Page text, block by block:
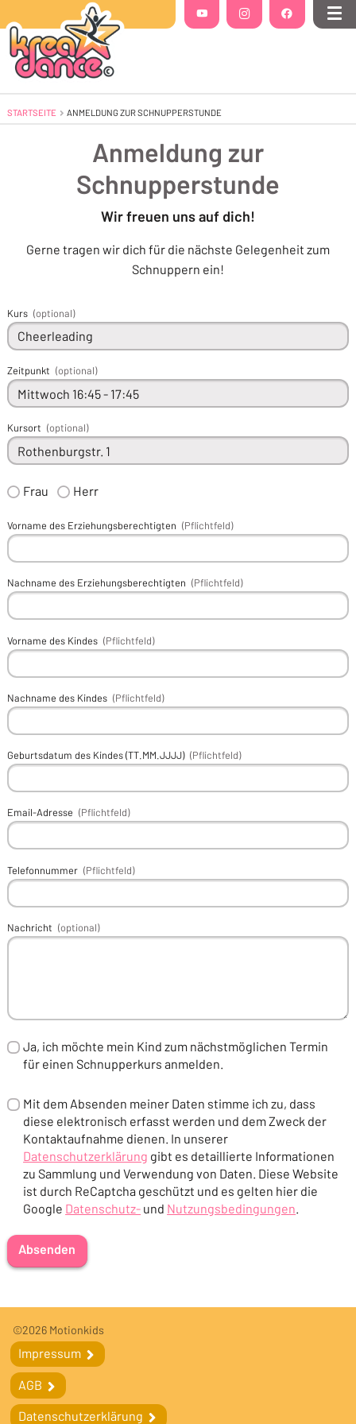
YouTube(Öffnet in einem neuen Tab oder
Instagram(Öffnet in einem neuen
Facebook(Öffnet in
STARTSEITE AKTUELL: ANMELDUNG ZUR SCHNUPPERSTUNDE
ANMELDUNG ZUR SCHNUPPERSTUNDE
Anmeldung zur
Schnupperstunde
Wir freuen uns auf dich!
Gerne tragen wir dich für die nächste Gelegenheit zum
Schnuppern ein!
Kurs (optional)
Zeitpunkt (optional)
Kursort (optional)
Frau Herr
Vorname des Erziehungsberechtigten (Pflichtfeld)
Nachname des Erziehungsberechtigten (Pflichtfeld)
Vorname des Kindes (Pflichtfeld)
Nachname des Kindes (Pflichtfeld)
Geburtsdatum des Kindes (TT.MM.JJJJ) (Pflichtfeld)
Email-Adresse (Pflichtfeld)
Telefonnummer (Pflichtfeld)
Nachricht (optional)
Ja, ich möchte mein Kind zum nächstmöglichen Termin
für einen Schnupperkurs anmelden.
Mit dem Absenden meiner Daten stimme ich zu, dass
diese elektronisch erfasst werden und dem Zweck der
Kontaktaufnahme dienen. In unserer
Datenschutzerklärung
(Öffnet in einem neuen Tab oder Fenster)
gibt es detaillierte Informationen
zu Sammlung und Verwendung von Daten. Diese Website
ist durch ReCaptcha geschützt und es gelten hier die
Google Datenschutz- und Nutzungsbedingungen.
Absenden
Fußleiste
Fußleistennavigation
Impressum
AGB
Datenschutzerklärung
©2026 Motionkids
Impressum
AGB
Datenschutzerklärung